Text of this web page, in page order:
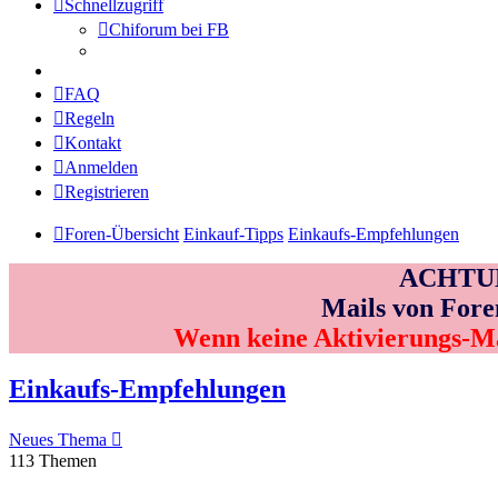
Schnellzugriff
Chiforum bei FB
FAQ
Regeln
Kontakt
Anmelden
Registrieren
Foren-Übersicht Einkauf-Tipps Einkaufs-Empfehlungen
Mails von
Wenn keine Aktivierungs-
Einkaufs-Empfehlungen
Neues Thema
113 Themen